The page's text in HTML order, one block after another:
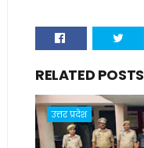
RELATED POSTS
उत्तर प्रदेश